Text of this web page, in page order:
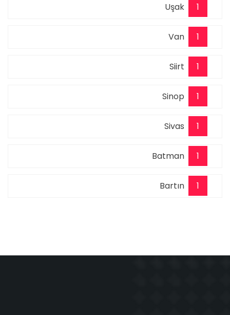
Uşak 1
Van 1
Siirt 1
Sinop 1
Sivas 1
Batman 1
Bartın 1